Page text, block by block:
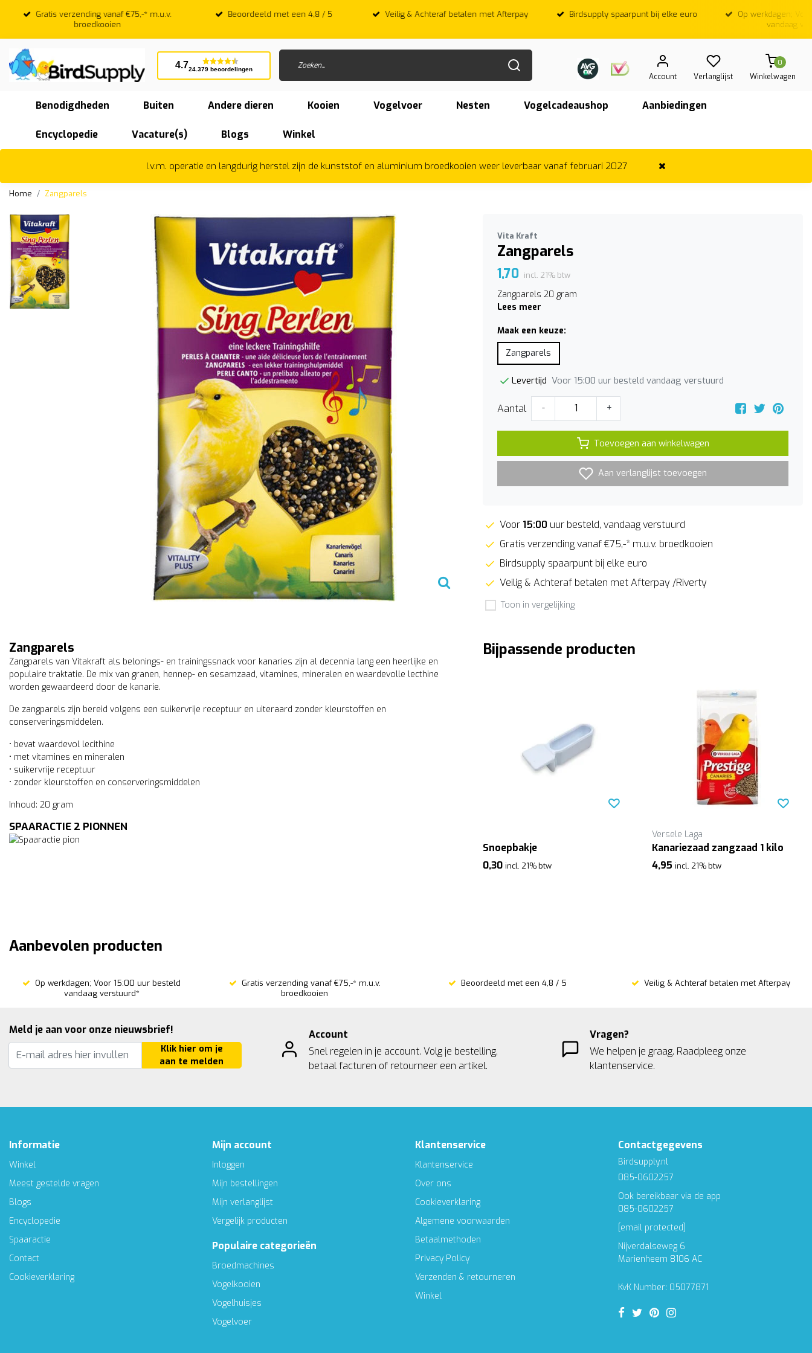
Gratis verzending vanaf €75,-* m.u.v.
broedkooien
Beoordeeld met een 4,8 / 5 Veilig & Achteraf betalen met Afterpay Birdsupply spaarpunt bij elke euro
Op werkdagen;
vandaag
4.724.379 beoordelingen
Account Verlanglijst
0
Winkelwagen
Benodigdheden Buiten Andere dieren Kooien Vogelvoer Nesten Vogelcadeaushop Aanbiedingen
Encyclopedie Vacature(s) Blogs Winkel
I.v.m. operatie en langdurig herstel zijn de kunststof en aluminium broedkooien weer leverbaar vanaf februari 2027
Home Zangparels
Vita Kraft
Zangparels
1,70 incl. 21% btw
Zangparels 20 gram
Lees meer
Maak een keuze:
Zangparels
Levertijd Voor 15:00 uur besteld vandaag verstuurd
Aantal - +
Toevoegen aan winkelwagen
Aan verlanglijst toevoegen
Voor 15:00 uur besteld, vandaag verstuurd
Gratis verzending vanaf €75,-* m.u.v. broedkooien
Birdsupply spaarpunt bij elke euro
Veilig & Achteraf betalen met Afterpay /Riverty
Toon in vergelijking
Zangparels
Zangparels van Vitakraft als belonings- en trainingssnack voor kanaries zijn al decennia lang een heerlijke en
populaire traktatie. De mix van granen, hennep- en sesamzaad, vitamines, mineralen en waardevolle lecthine
worden gewaardeerd door de kanarie.
De zangparels zijn bereid volgens een suikervrije receptuur en uiteraard zonder kleurstoffen en
conserveringsmiddelen.
• bevat waardevol lecithine
• met vitamines en mineralen
• suikervrije receptuur
• zonder kleurstoffen en conserveringsmiddelen
Inhoud: 20 gram
SPAARACTIE 2 PIONNEN
Bijpassende producten
Snoepbakje
0,30 incl. 21% btw
Versele Laga
Kanariezaad zangzaad 1 kilo
4,95 incl. 21% btw
Aanbevolen producten
Op werkdagen; Voor 15:00 uur besteld
vandaag verstuurd*
Gratis verzending vanaf €75,-* m.u.v.
broedkooien
Beoordeeld met een 4,8 / 5 Veilig & Achteraf betalen met Afterpay
Meld je aan voor onze nieuwsbrief!
Klik hier om je
aan te melden
Account
Snel regelen in je account. Volg je bestelling,
betaal facturen of retourneer een artikel.
Vragen?
We helpen je graag. Raadpleeg onze
klantenservice.
Informatie
Winkel
Meest gestelde vragen
Blogs
Encyclopedie
Spaaractie
Contact
Cookieverklaring
Mijn account
Inloggen
Mijn bestellingen
Mijn verlanglijst
Vergelijk producten
Populaire categorieën
Broedmachines
Vogelkooien
Vogelhuisjes
Vogelvoer
Klantenservice
Klantenservice
Over ons
Cookieverklaring
Algemene voorwaarden
Betaalmethoden
Privacy Policy
Verzenden & retourneren
Winkel
Contactgegevens
Birdsupply.nl
085-0602257
Ook bereikbaar via de app
085-0602257
[email protected]
Nijverdalseweg 6
Marienheem 8106 AC
KvK Number: 05077871